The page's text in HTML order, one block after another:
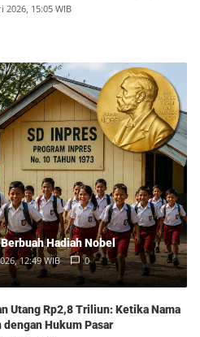
2026, 15:05 WIB
Hadiah Nobel
12:49 WIB 0
Utang Rp2,8 Triliun: Ketika Nama
dengan Hukum Pasar